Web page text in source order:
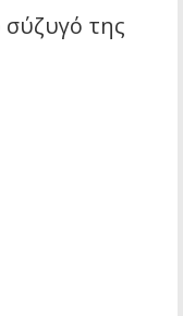
της